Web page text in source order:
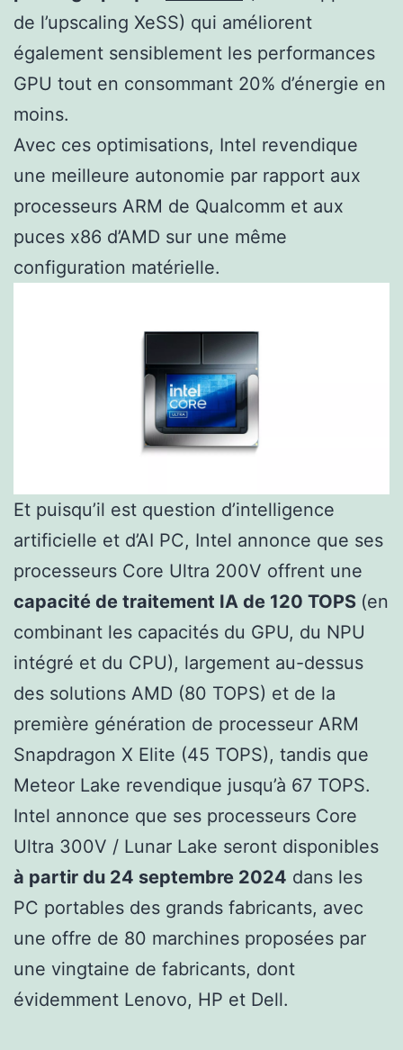
de l’upscaling XeSS) qui améliorent
également sensiblement les performances
GPU tout en consommant 20% d’énergie en
moins.
Avec ces optimisations, Intel revendique
une meilleure autonomie par rapport aux
processeurs ARM de Qualcomm et aux
puces x86 d’AMD sur une même
configuration matérielle.
Et puisqu’il est question d’intelligence
artificielle et d’AI PC, Intel annonce que ses
processeurs Core Ultra 200V offrent une
capacité de traitement IA de 120 TOPS (en
combinant les capacités du GPU, du NPU
intégré et du CPU), largement au-dessus
des solutions AMD (80 TOPS) et de la
première génération de processeur ARM
Snapdragon X Elite (45 TOPS), tandis que
Meteor Lake revendique jusqu’à 67 TOPS.
Intel annonce que ses processeurs Core
Ultra 300V / Lunar Lake seront disponibles
à partir du 24 septembre 2024 dans les
PC portables des grands fabricants, avec
une offre de 80 marchines proposées par
une vingtaine de fabricants, dont
évidemment Lenovo, HP et Dell.